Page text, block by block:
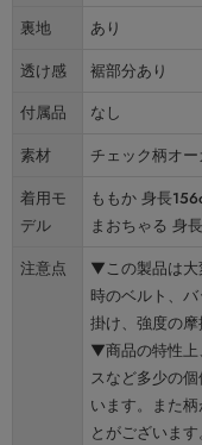
裏地
あり
透け感
裾部分あり
付属品
なし
素材
チェック柄オ
着用モ
デル
ももか 身長
まおちゃる 身
注意点
▼この製品は大
時のベルト、
掛け、強度の摩
▼商品の特性上
スなど多少の
います。また
とがございます。